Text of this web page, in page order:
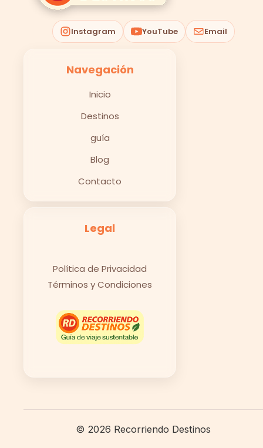
Instagram YouTube Email
Navegación
Inicio
Destinos
guía
Blog
Contacto
Legal
Política de Privacidad
Términos y Condiciones
© 2026 Recorriendo Destinos